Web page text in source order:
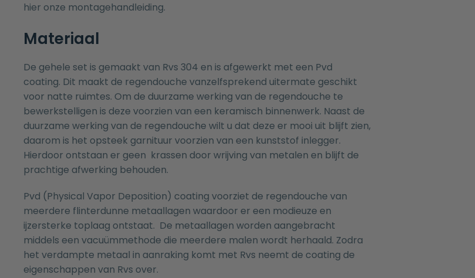
hier onze montagehandleiding.
Materiaal
De gehele set is gemaakt van Rvs 304 en is afgewerkt met een Pvd
coating. Dit maakt de regendouche vanzelfsprekend uitermate geschikt
voor natte ruimtes. Om de duurzame werking van de regendouche te
bewerkstelligen is deze voorzien van een keramisch binnenwerk. Naast de
duurzame werking van de regendouche wilt u dat deze er mooi uit blijft zien,
daarom is het opsteek garnituur voorzien van een kunststof inlegger.
Hierdoor ontstaan er geen krassen door wrijving van metalen en blijft de
prachtige afwerking behouden.
Pvd (Physical Vapor Deposition) coating voorziet de regendouche van
meerdere flinterdunne metaallagen waardoor er een modieuze en
ijzersterke toplaag ontstaat. De metaallagen worden aangebracht
middels een vacuümmethode die meerdere malen wordt herhaald. Zodra
het verdampte metaal in aanraking komt met Rvs neemt de coating de
eigenschappen van Rvs over.